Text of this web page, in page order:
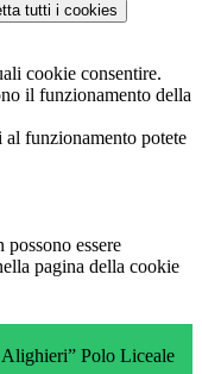
tutti i cookies
cookie consentire.
il funzionamento della
al funzionamento potete
essere
pagina della cookie
Polo Liceale